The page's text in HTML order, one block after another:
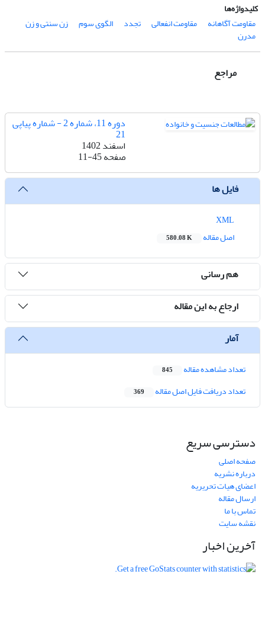
کلیدواژه‌ها
مقاومت آگاهانه
مقاومت انفعالی تجدد الگوی سوم زن سنتی و زن
مدرن
مراجع
دوره 11، شماره 2 - شماره پیاپی
21
اسفند 1402
صفحه11-45
فایل ها
اصل مقاله
580.08 K
هم رسانی
ارجاع به این مقاله
آمار
تعداد مشاهده مقاله 845
تعداد دریافت فایل اصل مقاله 369
دسترسی سریع
صفحه اصلی
درباره نشریه
اعضای هیات تحریریه
ارسال مقاله
تماس با ما
نقشه سایت
آخرین اخبار